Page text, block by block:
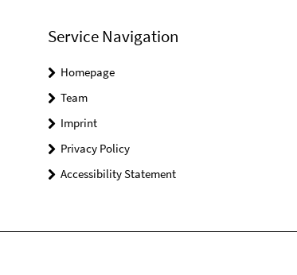
Service Navigation
Homepage
Team
Imprint
Privacy Policy
Accessibility Statement